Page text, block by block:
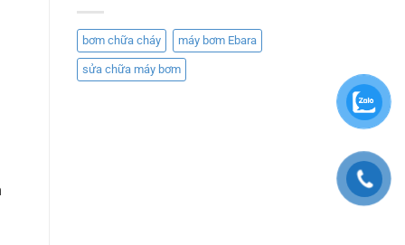
Chữa
Cháy
bơm chữa cháy máy bơm Ebara
sửa chữa máy bơm